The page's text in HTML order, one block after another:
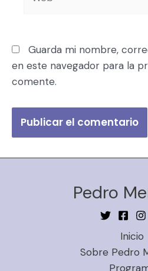
Guarda mi nombre,
en este navegador para la
comente.
Pedro
Inicio
Sobre Pedro